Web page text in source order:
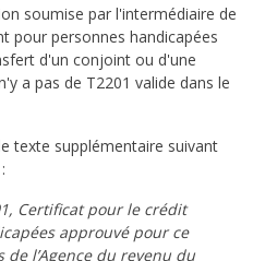
soumise par l'intermédiaire de
pour personnes handicapées
d'un conjoint ou d'une
a pas de T2201 valide dans le
texte supplémentaire suivant
Certificat pour le crédit
approuvé pour ce
l’Agence du revenu du